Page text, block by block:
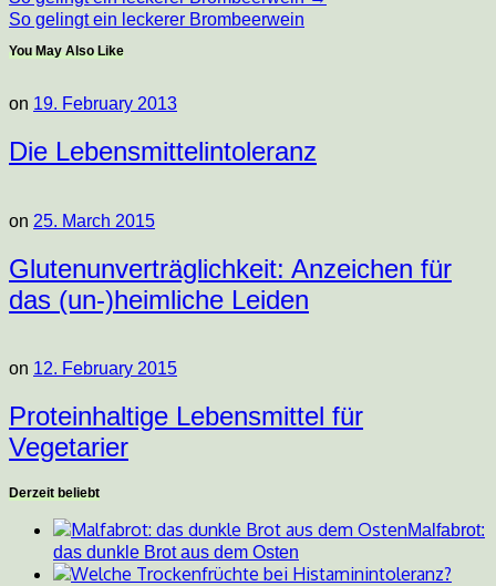
So gelingt ein leckerer Brombeerwein
You May Also Like
on 19. February 2013
Die Lebensmittelintoleranz
on 25. March 2015
Glutenunverträglichkeit: Anzeichen für
das (un-)heimliche Leiden
on 12. February 2015
Proteinhaltige Lebensmittel für
Vegetarier
Derzeit beliebt
Malfabrot:
das dunkle Brot aus dem Osten